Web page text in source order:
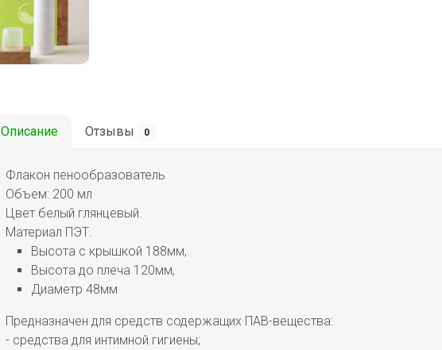
Описание Отзывы 0
Флакон пенообразователь
Объем: 200 мл
Цвет белый глянцевый.
Материал ПЭТ.
Высота с крышкой 188мм,
Высота до плеча 120мм,
Диаметр 48мм
Предназначен для средств содержащих ПАВ-вещества:
- средства для интимной гигиены;